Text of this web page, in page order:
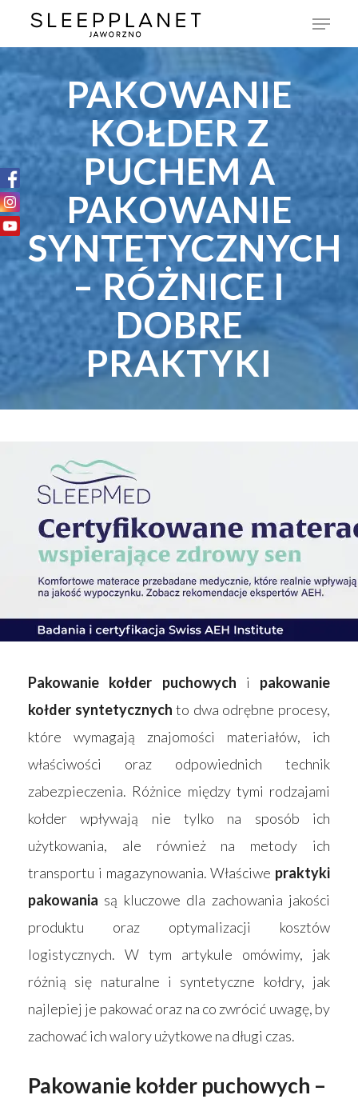
PAKOWANIE
KOŁDER Z
PUCHEM A
PAKOWANIE
SYNTETYCZNYCH
– RÓŻNICE I
DOBRE
PRAKTYKI
Pakowanie kołder puchowych i pakowanie
kołder syntetycznych to dwa odrębne procesy,
które wymagają znajomości materiałów, ich
właściwości oraz odpowiednich technik
zabezpieczenia. Różnice między tymi rodzajami
kołder wpływają nie tylko na sposób ich
użytkowania, ale również na metody ich
transportu i magazynowania. Właściwe praktyki
pakowania są kluczowe dla zachowania jakości
produktu oraz optymalizacji kosztów
logistycznych. W tym artykule omówimy, jak
różnią się naturalne i syntetyczne kołdry, jak
najlepiej je pakować oraz na co zwrócić uwagę, by
zachować ich walory użytkowe na długi czas.
Pakowanie kołder puchowych –